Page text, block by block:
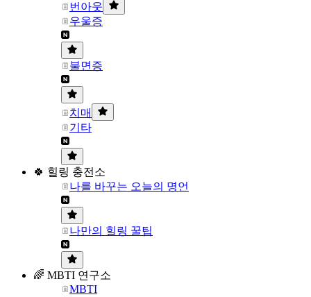
번아웃
우울증
불면증
치매
기타
🍀 힐링 충전소
나를 바꾸는 오늘의 명언
나만의 힐링 꿀팁
🌈 MBTI 연구소
MBTI